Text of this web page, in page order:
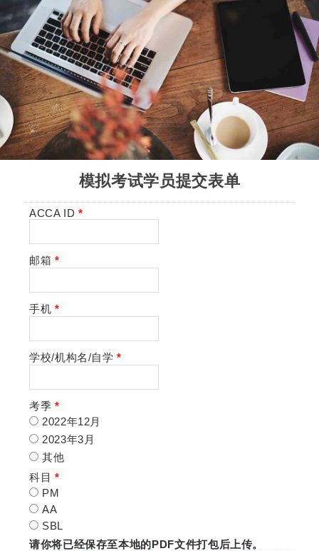
模拟考试学员提交表单
ACCA ID*
邮箱 *
手机 *
学校/机构名/自学*
考季 *
2022年12月
2023年3月
其他
科目 *
PM
AA
SBL
请你将已经保存至本地的PDF文件打包后上传。